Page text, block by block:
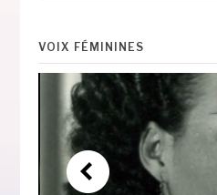
VOIX FÉMININES